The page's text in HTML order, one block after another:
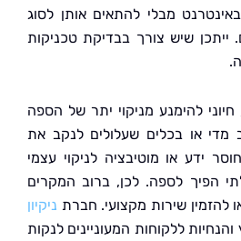
מבלי להתאים אותן לסוג
צורך בבדיקת טכניקות
מניקוי יתר של הספה
שעלולים לנקב את
מוטיבציה לניקוי עצמי
לספה. לכן, ברוב המקרים
שירות מקצועי. חברתניקיון
ללקוחות המעוניינים לנקות